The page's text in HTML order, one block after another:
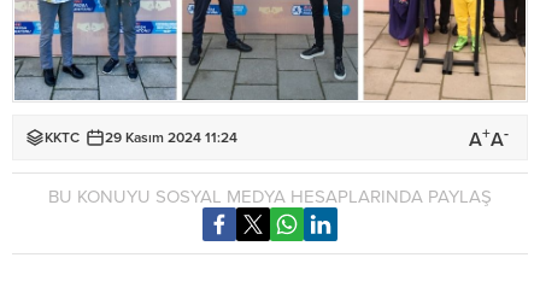
KKTC 29 Kasım 2024 11:24 A+A-
BU KONUYU SOSYAL MEDYA HESAPLARINDA PAYLAŞ